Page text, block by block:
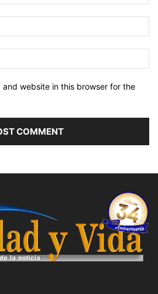
and website in this browser for the